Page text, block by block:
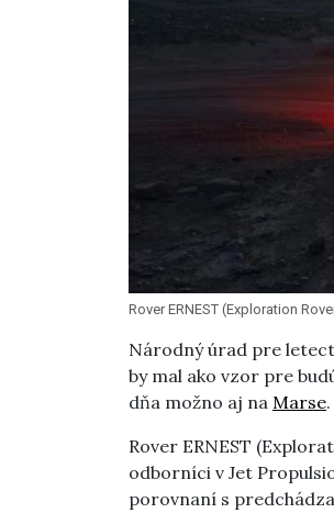
Rover ERNEST (Exploration
Národný úrad pre
by mal ako vzor pre
dňa možno aj na Marse.
Rover ERNEST
odborníci v Jet
porovnaní s